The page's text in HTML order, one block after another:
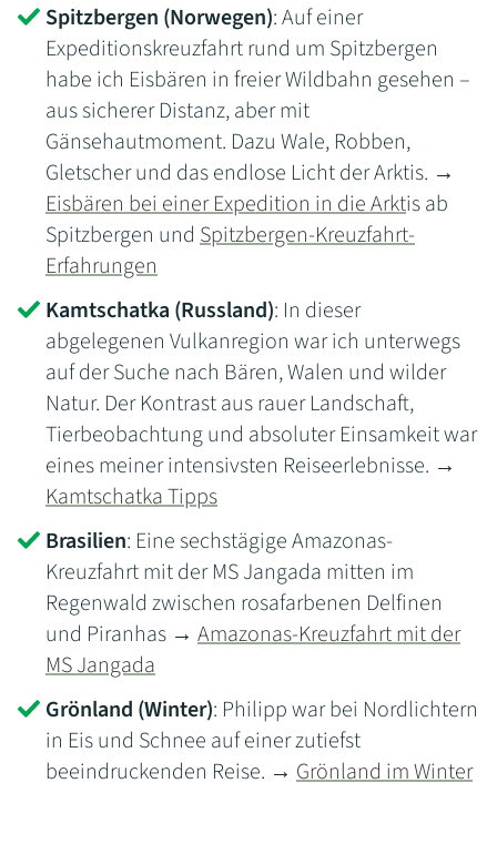
Spitzbergen (Norwegen): Auf einer
Expeditionskreuzfahrt rund um Spitzbergen
habe ich Eisbären in freier Wildbahn gesehen –
aus sicherer Distanz, aber mit
Gänsehautmoment. Dazu Wale, Robben,
Gletscher und das endlose Licht der Arktis. →
Eisbären bei einer Expedition in die Arktis ab
Spitzbergen und Spitzbergen-Kreuzfahrt-
Erfahrungen
Kamtschatka (Russland): In dieser
abgelegenen Vulkanregion war ich unterwegs
auf der Suche nach Bären, Walen und wilder
Natur. Der Kontrast aus rauer Landschaft,
Tierbeobachtung und absoluter Einsamkeit war
eines meiner intensivsten Reiseerlebnisse. →
Kamtschatka Tipps
Brasilien: Eine sechstägige Amazonas-
Kreuzfahrt mit der MS Jangada mitten im
Regenwald zwischen rosafarbenen Delfinen
und Piranhas → Amazonas-Kreuzfahrt mit der
MS Jangada
Grönland (Winter): Philipp war bei Nordlichtern
in Eis und Schnee auf einer zutiefst
beeindruckenden Reise. → Grönland im Winter